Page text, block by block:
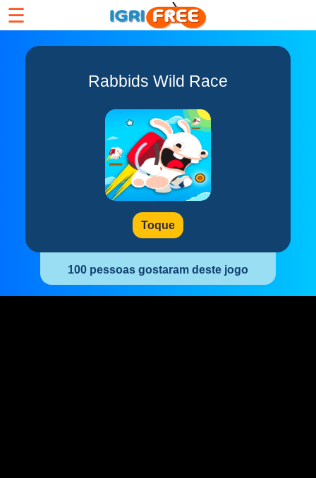
☰
Rabbids Wild Race
Toque
100 pessoas gostaram deste jogo